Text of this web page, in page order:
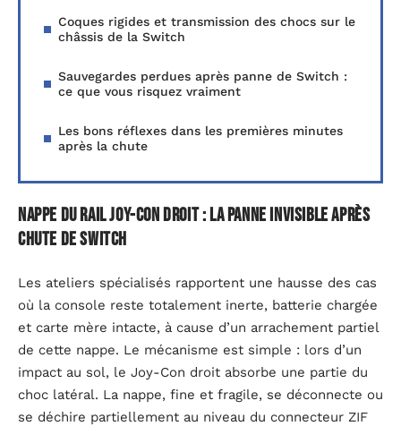
Coques rigides et transmission des chocs sur le
châssis de la Switch
Sauvegardes perdues après panne de Switch :
ce que vous risquez vraiment
Les bons réflexes dans les premières minutes
après la chute
Nappe du rail Joy-Con droit : la panne invisible après
chute de Switch
Les ateliers spécialisés rapportent une hausse des cas
où la console reste totalement inerte, batterie chargée
et carte mère intacte, à cause d’un arrachement partiel
de cette nappe. Le mécanisme est simple : lors d’un
impact au sol, le Joy-Con droit absorbe une partie du
choc latéral. La nappe, fine et fragile, se déconnecte ou
se déchire partiellement au niveau du connecteur ZIF